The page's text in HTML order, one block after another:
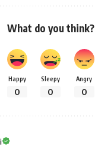
What do you think?
Happy
0
Sleepy
0
Angry
0